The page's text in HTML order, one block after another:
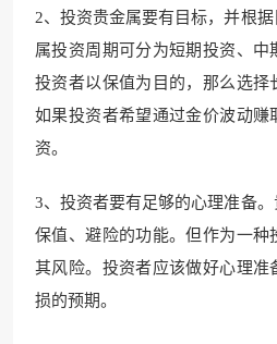
2、投资贵金属要有目标，并根
属投资周期可分为短期投资、中
投资者以保值为目的，那么选择
如果投资者希望通过金价波动赚
资。
3、投资者要有足够的心理准备
保值、避险的功能。但作为一种
其风险。投资者应该做好心理准
损的预期。